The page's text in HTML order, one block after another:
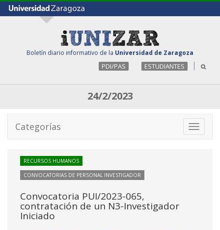
Boletín diario informativo de la Universidad de Zaragoza
PDI/PAS ESTUDIANTES
24/2/2023
Toggle
Categorías
RECURSOS HUMANOS
CONVOCATORIAS DE PERSONAL INVESTIGADOR
Convocatoria PUI/2023-065,
contratación de un N3-Investigador
Iniciado